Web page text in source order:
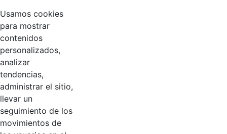
Entidad adscrita al Ministerio de Hacienda y Crédito
Público
Torre 1 (Aire) - Piso 15, Bogotá D.C., Colombia
Código Postal: 111071
Linkedin
Usamos cookies
para mostrar
contenidos
personalizados,
analizar
tendencias,
administrar el sitio,
llevar un
seguimiento de los
movimientos de